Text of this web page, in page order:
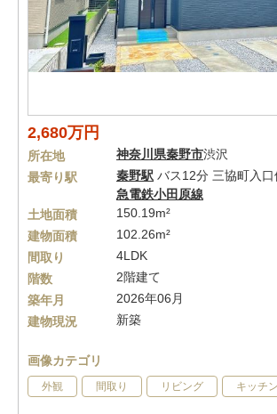
2,680万円
所在地 神奈川県秦野市渋沢
最寄り駅
秦野駅 バス12分 三協町入
急電鉄小田原線
土地面積
150.19m²
建物面積
102.26m²
間取り
4LDK
階数
2階建て
築年月
2026年06月
建物現況
新築
画像カテゴリ
外観 間取り リビング キッチン